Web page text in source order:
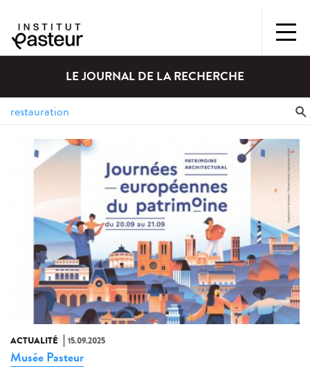
LE JOURNAL DE LA RECHERCHE
ACTUALITÉ 15.09.2025
Musée Pasteur